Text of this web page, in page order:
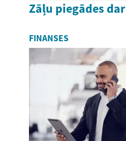
Zāļu piegādes
FINANSES